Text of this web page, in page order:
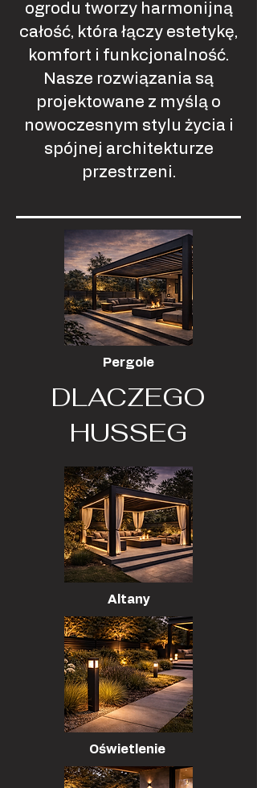
ogrodu tworzy harmonijną
całość, która łączy estetykę,
komfort i funkcjonalność.
Nasze rozwiązania są
projektowane z myślą o
nowoczesnym stylu życia i
spójnej architekturze
przestrzeni.
Pergole
DLACZEGO
HUSSEG
Altany
Oświetlenie